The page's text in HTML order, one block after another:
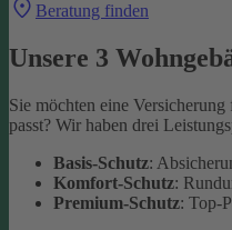
Beratung finden
Unsere 3
Sie möchten eine
passt? Wir haben drei
Basis-Schutz:
Komfort-Schutz:
Premium-Schutz: Top-